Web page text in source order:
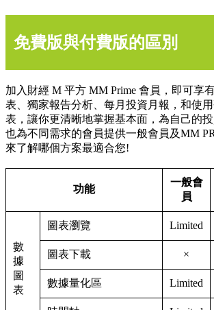
免費版與付費版的區別
加入財經 M 平方 MM Prime 會員，即可享
表、獨家報告分析、每月投資月報，和使
表，讓你更清晰地掌握基本面，為自己的
也為不同需求的會員提供一般會員及MM
來了解哪個方案最適合您!
功能
一般會
員
數
據
圖
表
圖表瀏覽 Limited
圖表下載 ×
數據量化區 Limited